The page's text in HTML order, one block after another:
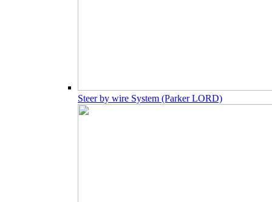
Steer by wire System (Parker LORD)